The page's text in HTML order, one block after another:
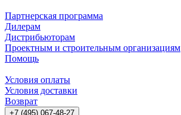
Партнерская программа
Дилерам
Дистрибьюторам
Проектным и строительным организациям
Помощь
Условия оплаты
Условия доставки
Возврат
+7 (495) 067-48-27